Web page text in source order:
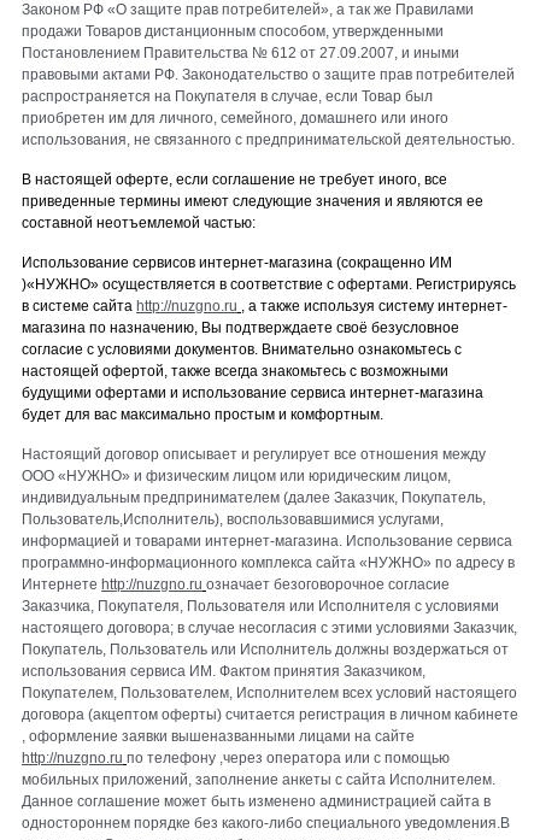
Законом РФ «О защите прав потребителей», а так же Правилами
продажи Товаров дистанционным способом, утвержденными
Постановлением Правительства № 612 от 27.09.2007, и иными
правовыми актами РФ. Законодательство о защите прав потребителей
распространяется на Покупателя в случае, если Товар был
приобретен им для личного, семейного, домашнего или иного
использования, не связанного с предпринимательской деятельностью.
В настоящей оферте, если соглашение не требует иного, все
приведенные термины имеют следующие значения и являются ее
составной неотъемлемой частью:
Использование сервисов интернет-магазина (сокращенно ИМ
)«НУЖНО» осуществляется в соответствие с офертами. Регистрируясь
в системе сайта http://nuzgno.ru , а также используя систему интернет-
магазина по назначению, Вы подтверждаете своё безусловное
согласие с условиями документов. Внимательно ознакомьтесь с
настоящей офертой, также всегда знакомьтесь с возможными
будущими офертами и использование сервиса интернет-магазина
будет для вас максимально простым и комфортным.
Настоящий договор описывает и регулирует все отношения между
ООО «НУЖНО» и физическим лицом или юридическим лицом,
индивидуальным предпринимателем (далее Заказчик, Покупатель,
Пользователь,Исполнитель), воспользовавшимися услугами,
информацией и товарами интернет-магазина. Использование сервиса
программно-информационного комплекса сайта «НУЖНО» по адресу в
Интернете http://nuzgno.ru означает безоговорочное согласие
Заказчика, Покупателя, Пользователя или Исполнителя с условиями
настоящего договора; в случае несогласия с этими условиями Заказчик,
Покупатель, Пользователь или Исполнитель должны воздержаться от
использования сервиса ИМ. Фактом принятия Заказчиком,
Покупателем, Пользователем, Исполнителем всех условий настоящего
договора (акцептом оферты) считается регистрация в личном кабинете
, оформление заявки вышеназванными лицами на сайте
http://nuzgno.ru по телефону ,через оператора или с помощью
мобильных приложений, заполнение анкеты с сайта Исполнителем.
Данное соглашение может быть изменено администрацией сайта в
одностороннем порядке без какого-либо специального уведомления.В